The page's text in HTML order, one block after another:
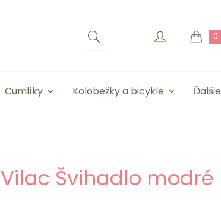
0
Cumlíky Kolobežky a bicykle Ďalšie
Vilac Švihadlo modré